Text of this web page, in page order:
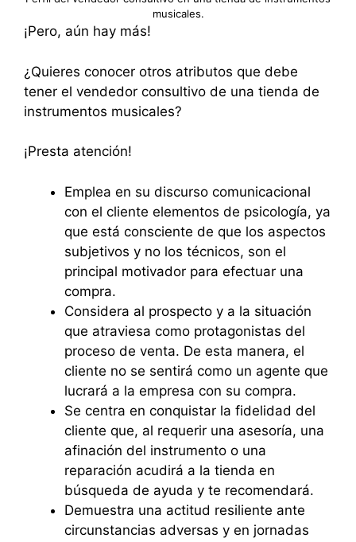
musicales.
¡Pero, aún hay más!
¿Quieres conocer otros atributos que debe
tener el vendedor consultivo de una tienda de
instrumentos musicales?
¡Presta atención!
Emplea en su discurso comunicacional
con el cliente elementos de psicología, ya
que está consciente de que los aspectos
subjetivos y no los técnicos, son el
principal motivador para efectuar una
compra.
Considera al prospecto y a la situación
que atraviesa como protagonistas del
proceso de venta. De esta manera, el
cliente no se sentirá como un agente que
lucrará a la empresa con su compra.
Se centra en conquistar la fidelidad del
cliente que, al requerir una asesoría, una
afinación del instrumento o una
reparación acudirá a la tienda en
búsqueda de ayuda y te recomendará.
Demuestra una actitud resiliente ante
circunstancias adversas y en jornadas